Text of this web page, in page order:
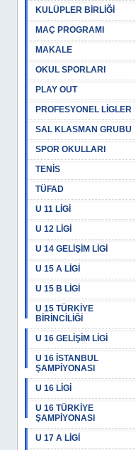
KULÜPLER BİRLİĞİ
MAÇ PROGRAMI
MAKALE
OKUL SPORLARI
PLAY OUT
PROFESYONEL LİGLER
SAL KLASMAN GRUBU
SPOR OKULLARI
TENİS
TÜFAD
U 11 LİGİ
U 12 LİGİ
U 14 GELİŞİM LİGİ
U 15 A LİGİ
U 15 B LİGİ
U 15 TÜRKİYE
BİRİNCİLİĞİ
U 16 GELİŞİM LİGİ
U 16 İSTANBUL
ŞAMPİYONASI
U 16 LİGİ
U 16 TÜRKİYE
ŞAMPİYONASI
U 17 A LİGİ